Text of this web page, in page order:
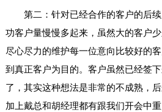
第二：针对已经合作的客户的后
功客户量慢慢多起来，虽然大的客户
尽心尽力的维护每一位意向比较好的
到真正客户为目的。客户虽然已经签
了，其实这种想法是非常的不成熟，
加上戴总和胡经理都有跟我们开会中